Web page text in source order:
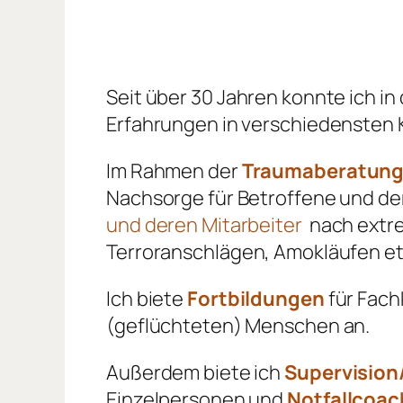
Seit über 30 Jahren konnte ich
Erfahrungen in verschiedensten
Im Rahmen derTraumaberatung
Nachsorge für Betroffene und
und deren Mitarbeiter nach
Terroranschlägen, Amokläufen
Ich biete Fortbildungenfür
(geflüchteten) Menschen an.
Außerdem biete ich